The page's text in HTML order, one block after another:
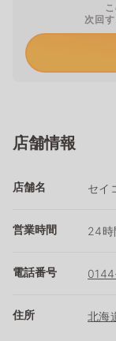
次回
店舗情報
店舗名 セイ
営業時間 24時
電話番号
住所 北海